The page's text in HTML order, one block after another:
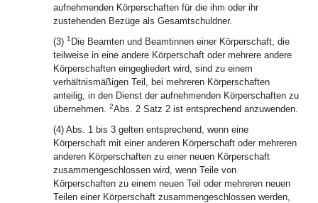
aufnehmenden Körperschaften für die ihm oder ihr
zustehenden Bezüge als Gesamtschuldner.
(3) 1 Die Beamten und Beamtinnen einer Körperschaft, die
teilweise in eine andere Körperschaft oder mehrere andere
Körperschaften eingegliedert wird, sind zu einem
verhältnismäßigen Teil, bei mehreren Körperschaften
anteilig, in den Dienst der aufnehmenden Körperschaften zu
übernehmen. 2Abs. 2 Satz 2 ist entsprechend anzuwenden.
(4) Abs. 1 bis 3 gelten entsprechend, wenn eine
Körperschaft mit einer anderen Körperschaft oder mehreren
anderen Körperschaften zu einer neuen Körperschaft
zusammengeschlossen wird, wenn Teile von
Körperschaften zu einem neuen Teil oder mehreren neuen
Teilen einer Körperschaft zusammengeschlossen werden,